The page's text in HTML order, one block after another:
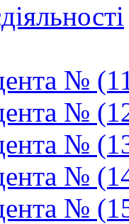
№
№
№
№
№